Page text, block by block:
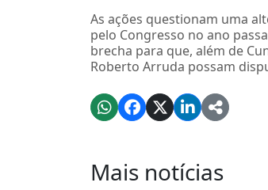
As ações questionam uma
pelo Congresso no ano
brecha para que, além de
Roberto Arruda possam
Mais notícias